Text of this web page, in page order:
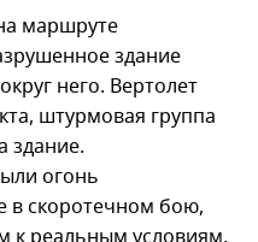
маршруте
здание
него. Вертолет
штурмовая группа
здание.
огонь
в скоротечном бою,